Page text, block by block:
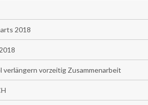
2018
verlängern vorzeitig Zusammenarbeit